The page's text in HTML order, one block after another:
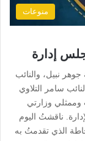
منوعات
إدارة
نبيل، والنائب
سامر التلاوي
وممثلي وزارتي
ناقشتُ اليوم
الذي تقدمتُ به